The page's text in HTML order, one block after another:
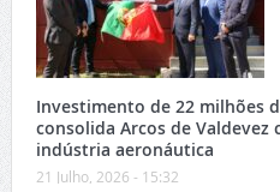
Investimento de 22 milhões
consolida Arcos de Valdevez
indústria aeronáutica
21 Julho, 2026 - 15:32